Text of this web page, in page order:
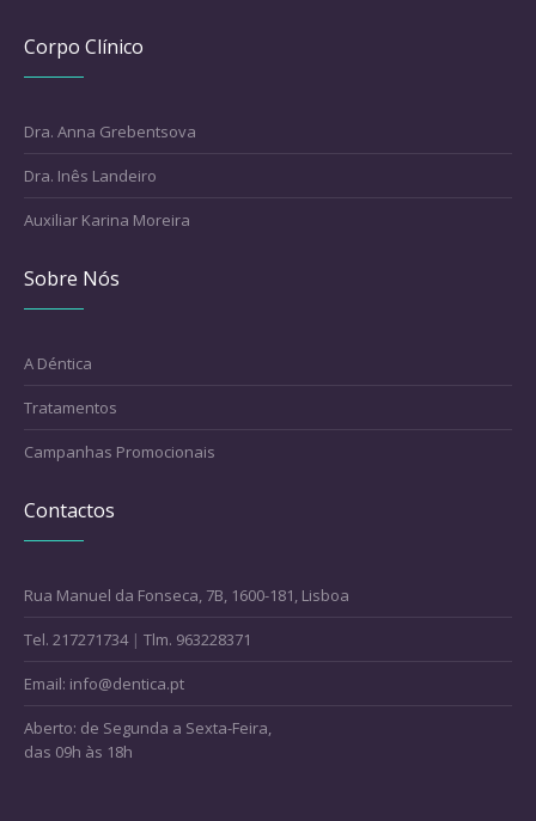
Corpo Clínico
Dra. Anna Grebentsova
Dra. Inês Landeiro
Auxiliar Karina Moreira
Sobre Nós
A Déntica
Tratamentos
Campanhas Promocionais
Contactos
Rua Manuel da Fonseca, 7B, 1600-181, Lisboa
Tel. 217271734 |Tlm. 963228371
Email: info@dentica.pt
Aberto: de Segunda a Sexta-Feira,
das 09h às 18h